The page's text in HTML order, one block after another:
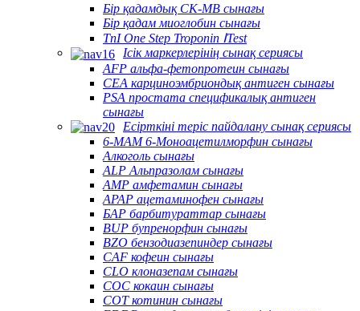
Бір қадамдық CK-MB сынағы
Бір қадам миоглобин сынағы
TnI One Step Troponin ⅠTest
Ісік маркерлерінің сынақ сериясы
AFP альфа-фетопротеин сынағы
CEA карциноэмбриондық антиген сынағы
PSA простата спецификалық антиген
сынағы
Есірткіні теріс пайдалану сынақ сериясы
6-MAM 6-Моноацетилморфин сынағы
Алкоголь сынағы
ALP Альпразолам сынағы
AMP амфетамин сынағы
APAP ацетаминофен сынағы
БАР барбитураттар сынағы
BUP бупренорфин сынағы
BZO бензодиазепиндер сынағы
CAF кофеин сынағы
CLO клоназепам сынағы
COC кокаин сынағы
COT котинин сынағы